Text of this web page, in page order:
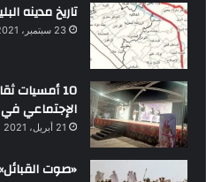
تاريخ مدينه
23 سبتمبر، 2021
10 أمسيات
الإجتماعي
21 أبريل، 2021
«صوت